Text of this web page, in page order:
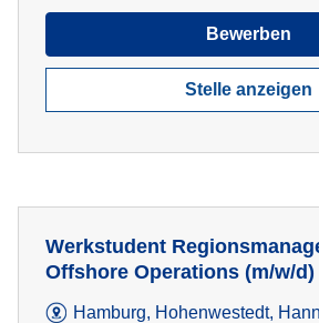
Bewerben
Stelle anzeigen
Werkstudent
Offshore Operations (m/w/d)
Hamburg, Hohenwestedt,